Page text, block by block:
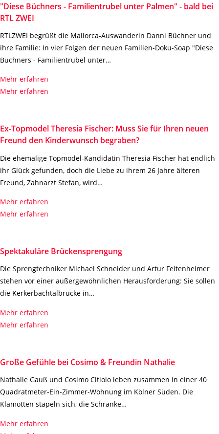
"Diese Büchners - Familientrubel unter Palmen" - bald bei
RTL ZWEI
RTLZWEI begrüßt die Mallorca-Auswanderin Danni Büchner und
ihre Familie: In vier Folgen der neuen Familien-Doku-Soap "Diese
Büchners - Familientrubel unter…
Mehr erfahren
Mehr erfahren
Ex-Topmodel Theresia Fischer: Muss Sie für Ihren neuen
Freund den Kinderwunsch begraben?
Die ehemalige Topmodel-Kandidatin Theresia Fischer hat endlich
ihr Glück gefunden, doch die Liebe zu ihrem 26 Jahre älteren
Freund, Zahnarzt Stefan, wird…
Mehr erfahren
Mehr erfahren
Spektakuläre Brückensprengung
Die Sprengtechniker Michael Schneider und Artur Feitenheimer
stehen vor einer außergewöhnlichen Herausforderung: Sie sollen
die Kerkerbachtalbrücke in…
Mehr erfahren
Mehr erfahren
Große Gefühle bei Cosimo & Freundin Nathalie
Nathalie Gauß und Cosimo Citiolo leben zusammen in einer 40
Quadratmeter-Ein-Zimmer-Wohnung im Kölner Süden. Die
Klamotten stapeln sich, die Schränke…
Mehr erfahren